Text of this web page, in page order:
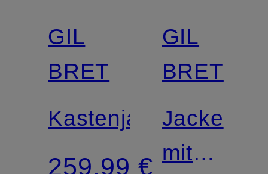
GIL
BRET
Kastenjacke
259,99 €
GIL
BRET
Jacke
mit